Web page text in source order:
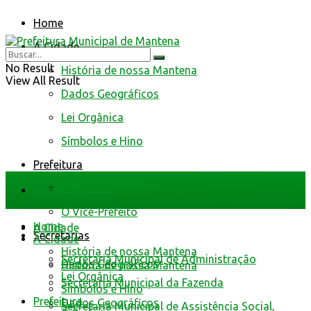
Home
A Cidade
História de nossa Mantena
Dados Geográficos
Lei Orgânica
Símbolos e Hino
Prefeitura
O Vice-Prefeito
Secretarias
Secretaria Municipal de Administração
Secretaria Municipal da Fazenda
Secretaria Municipal de Assistência Social,
No Result
View All Result
Home
A Cidade
História de nossa Mantena
Dados Geográficos
Home
A Cidade
História de nossa Mantena
Dados Geográficos
Lei Orgânica
Símbolos e Hino
Prefeitura